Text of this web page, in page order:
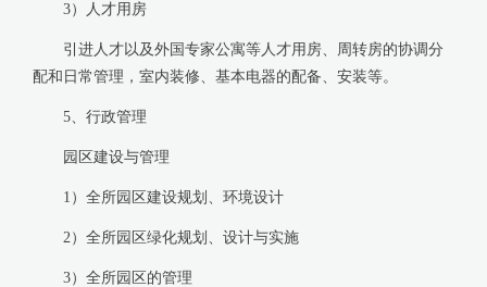
3）人才用房
引进人才以及外国专家公寓等人才用房、周转房的协调分
配和日常管理，室内装修、基本电器的配备、安装等。
5、行政管理
园区建设与管理
1）全所园区建设规划、环境设计
2）全所园区绿化规划、设计与实施
3）全所园区的管理